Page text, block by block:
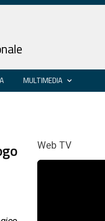
MULTIMEDIA
Web TV